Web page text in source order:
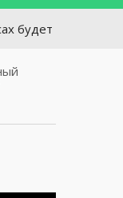
бесплатным